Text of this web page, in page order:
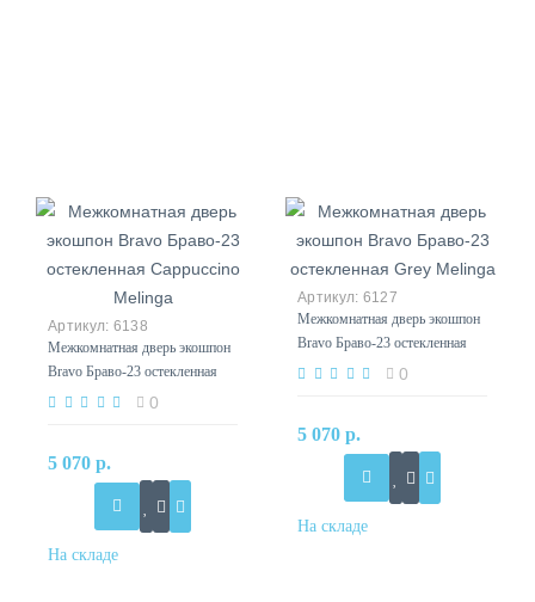
6138
Межкомнатная дверь экошпон
Bravo Браво-23 остекленная
Cappuccino Melinga
0
5 070 р.
6127
Межкомнатная дверь экошпон
Bravo Браво-23 остекленная
Grey Melinga
0
5 070 р.